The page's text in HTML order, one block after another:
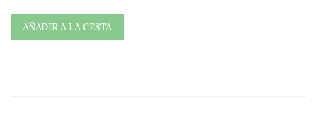
AÑADIR A LA CESTA